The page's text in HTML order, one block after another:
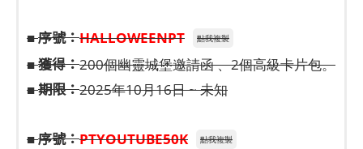
■序號：HALLOWEENPT 點我複製
■獲得：200個幽靈城堡邀請函 、2個高級卡片包。
■期限：2025年10月16日 ~ 未知
■序號：PTYOUTUBE50K 點我複製